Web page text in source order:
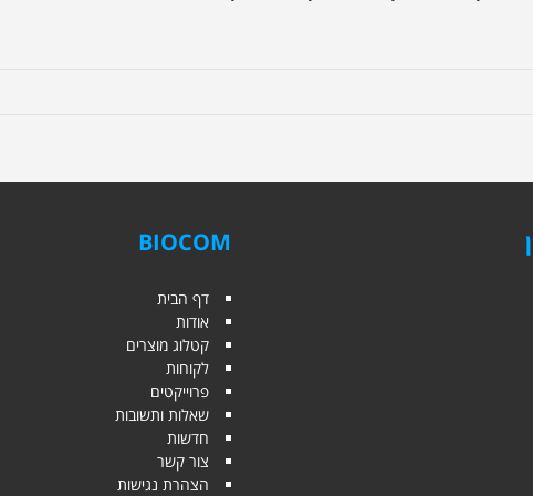
BIOCOM
דף הבית
אודות
קטלוג מוצרים
לקוחות
פרוייקטים
שאלות ותשובות
חדשות
צור קשר
הצהרת נגישות